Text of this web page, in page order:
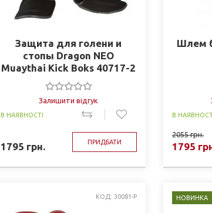
Защита для голени и
стопы Dragon NEO
Muaythai Kick Boks 40717-2
Залишити відгук
В НАЯВНОСТІ
1795 грн. ПРИДБАТИ
Шлем
В
2055грн.
1795
КОД: 30081-P НОВИНКА